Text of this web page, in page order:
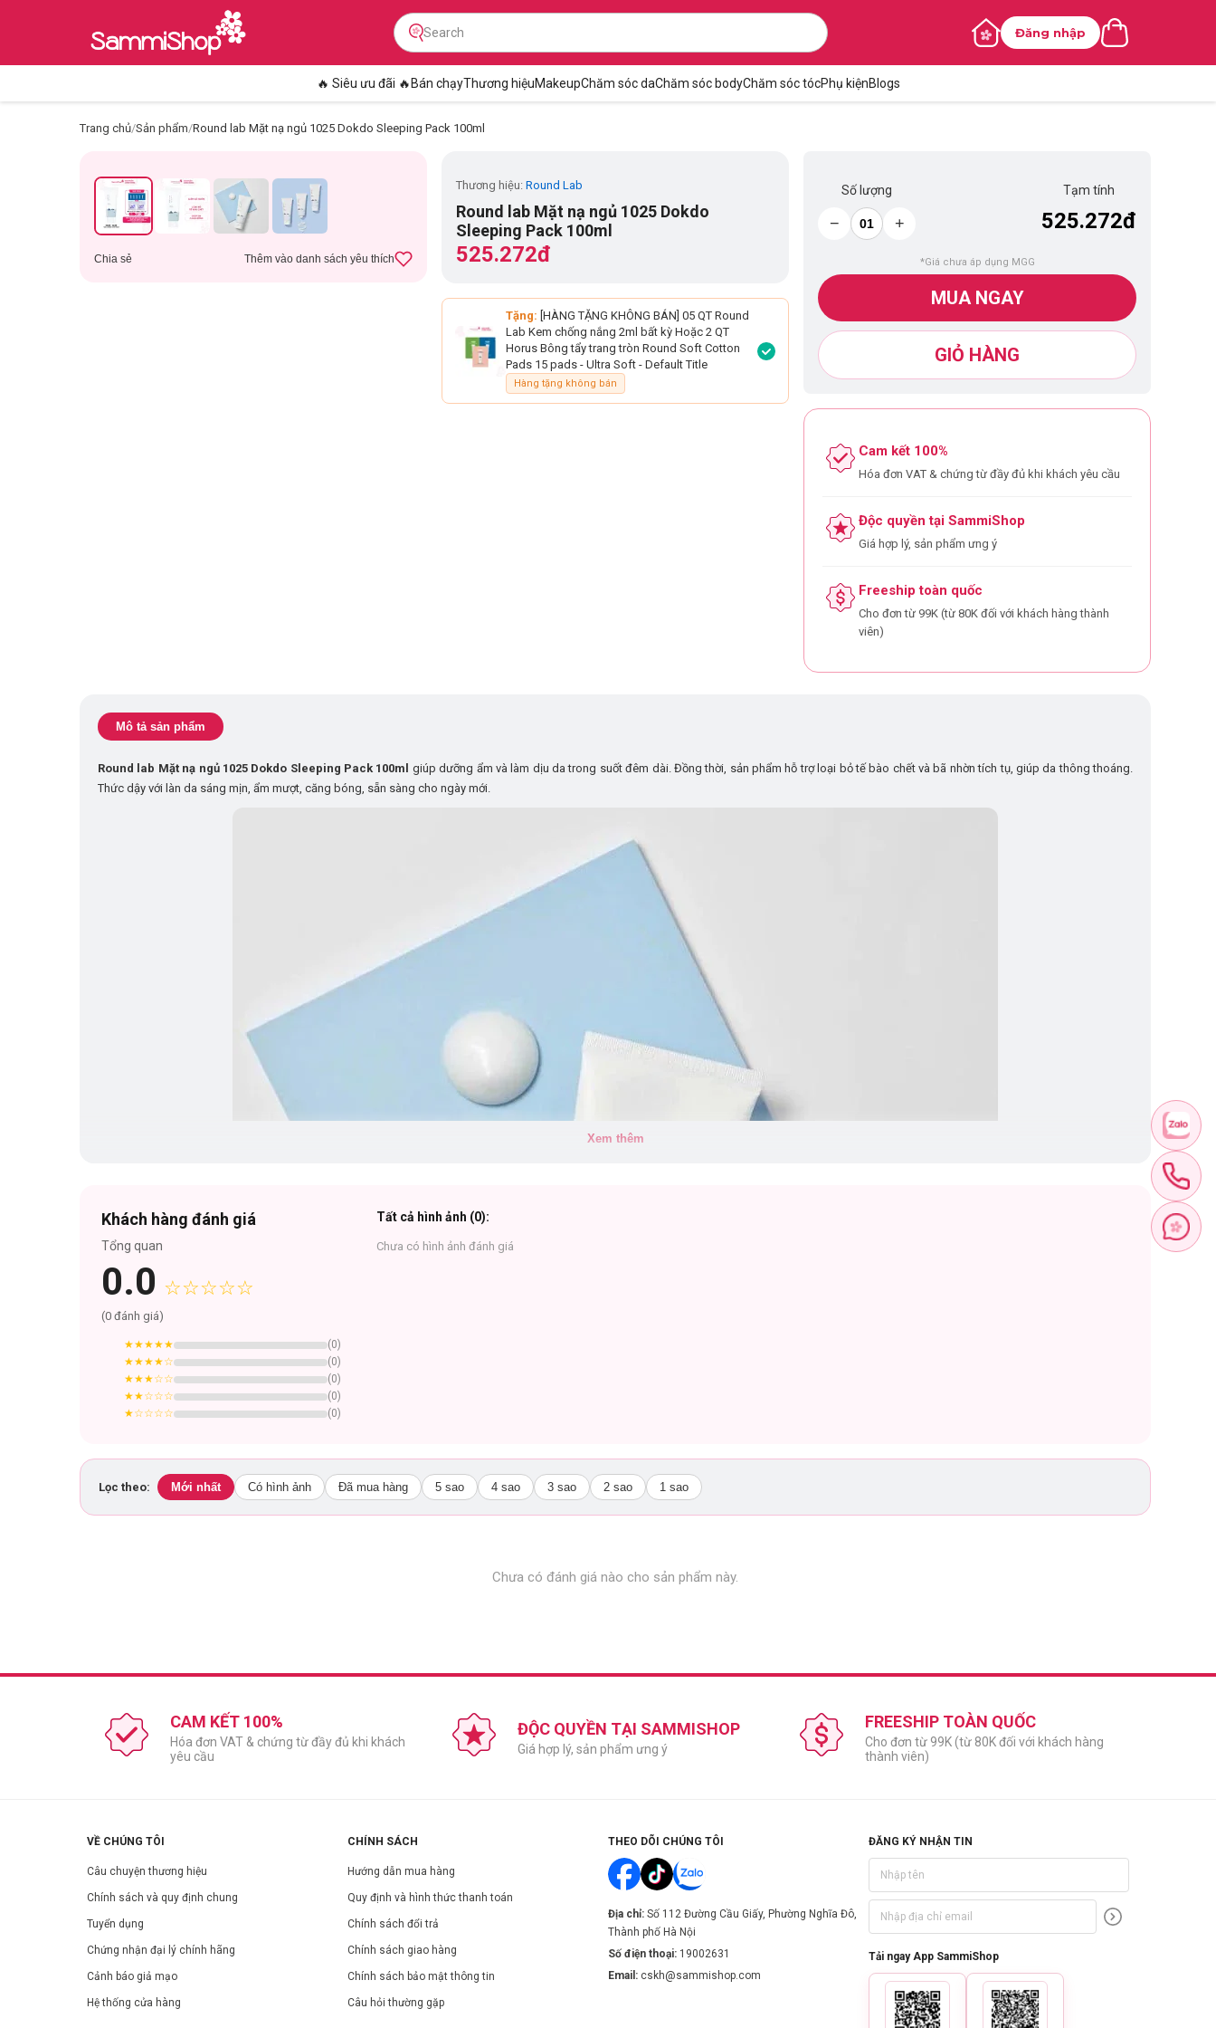
Đăng nhập
🔥 Siêu ưu đãi 🔥 Bán chạyThương hiệuMakeupChăm sóc daChăm sóc bodyChăm sóc tócPhụ kiệnBlogs
Trang chủ/Sản phẩm/Round lab Mặt nạ ngủ 1025 Dokdo Sleeping Pack 100ml
Chia sẻ Thêm vào danh sách yêu thích
Thương hiệu: Round Lab
Round lab Mặt nạ ngủ 1025 Dokdo
Sleeping Pack 100ml
525.272đ
Tặng: [HÀNG TẶNG KHÔNG BÁN] 05 QT Round
Lab Kem chống nắng 2ml bất kỳ Hoặc 2 QT
Horus Bông tẩy trang tròn Round Soft Cotton
Pads 15 pads - Ultra Soft- Default Title
Hàng tặng không bán
Số lượng
− +
Tạm tính
525.272đ
*Giá chưa áp dụng MGG
MUA NGAY
GIỎ HÀNG
Cam kết 100%
Hóa đơn VAT & chứng từ đầy đủ khi khách yêu cầu
Độc quyền tại SammiShop
Giá hợp lý, sản phẩm ưng ý
Freeship toàn quốc
Cho đơn từ 99K (từ 80K đối với khách hàng thành
viên)
Mô tả sản phẩm
Round lab Mặt nạ ngủ 1025 Dokdo Sleeping Pack 100ml giúp dưỡng ẩm và làm dịu da trong suốt đêm dài. Đồng thời, sản phẩm hỗ trợ loại bỏ tế bào chết và bã nhờn tích tụ, giúp da thông thoáng.
Thức dậy với làn da sáng mịn, ẩm mượt, căng bóng, sẵn sàng cho ngày mới.
Sản phẩm giàu khoáng chất tự nhiên: Nước biển sâu đảo Ulleungdo, giúp cân bằng độ ẩm cho da, mang đến làn da ẩm mượt và khỏe mạnh. Ngoài ra, còn có PHA kết hợp cùng các thành phần của
*Hiệu quả sản phẩm phụ thuộc vào tình trạng da và cơ địa của mỗi người
Thành phần:
Buổi tối: Sau khi làm sạch da, thoa đều sản phẩm lên mặt và đi ngủ.
Sáng hôm sau: Rửa mặt bằng nước ấm.
Bảo quản:
Tránh ánh nắng trực tiếp.
Để nơi khô ráo, thoáng mát.
Đậy nắp kín sau khi sử dụng.
Xem thêm
Khách hàng đánh giá
Tổng quan
0.0 ☆☆☆☆☆
(0 đánh giá)
★★★★★ (0)
★★★★☆ (0)
★★★☆☆ (0)
★★☆☆☆ (0)
★☆☆☆☆ (0)
Tất cả hình ảnh (0):
Chưa có hình ảnh đánh giá
Lọc theo: Mới nhất Có hình ảnh Đã mua hàng 5 sao 4 sao 3 sao 2 sao 1 sao
Chưa có đánh giá nào cho sản phẩm này.
CAM KẾT 100%
Hóa đơn VAT & chứng từ đầy đủ khi khách
yêu cầu
ĐỘC QUYỀN TẠI SAMMISHOP
Giá hợp lý, sản phẩm ưng ý
FREESHIP TOÀN QUỐC
Cho đơn từ 99K (từ 80K đối với khách hàng
thành viên)
VỀ CHÚNG TÔI
Câu chuyện thương hiệu
Chính sách và quy định chung
Tuyển dụng
Chứng nhận đại lý chính hãng
Cảnh báo giả mạo
Hệ thống cửa hàng
CHÍNH SÁCH
Hướng dẫn mua hàng
Quy định và hình thức thanh toán
Chính sách đổi trả
Chính sách giao hàng
Chính sách bảo mật thông tin
Câu hỏi thường gặp
THEO DÕI CHÚNG TÔI
Địa chỉ: Số 112 Đường Cầu Giấy, Phường Nghĩa Đô,
Thành phố Hà Nội
Số điện thoại: 19002631
Email: cskh@sammishop.com
ĐĂNG KÝ NHẬN TIN
Tải ngay App SammiShop